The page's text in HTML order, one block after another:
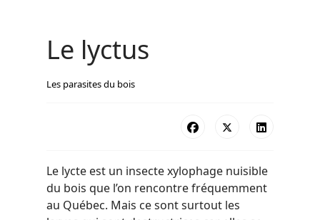
Le lyctus
Les parasites du bois
Le lycte est un insecte xylophage nuisible
du bois que l’on rencontre fréquemment
au Québec. Mais ce sont surtout les